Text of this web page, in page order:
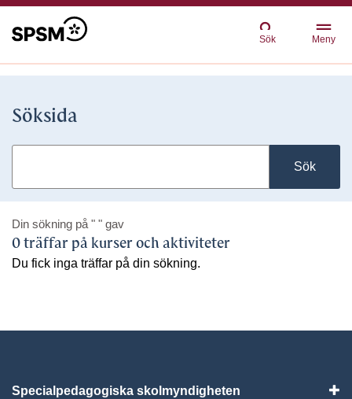
Sök Meny
Söksida
Sök
Din sökning på " " gav
0 träffar på kurser och aktiviteter
Du fick inga träffar på din sökning.
Specialpedagogiska skolmyndigheten